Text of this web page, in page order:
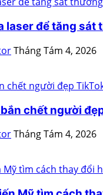
laser để tăng sát
Tháng Tám 4, 2026
chết người
Tháng Tám 4, 2026